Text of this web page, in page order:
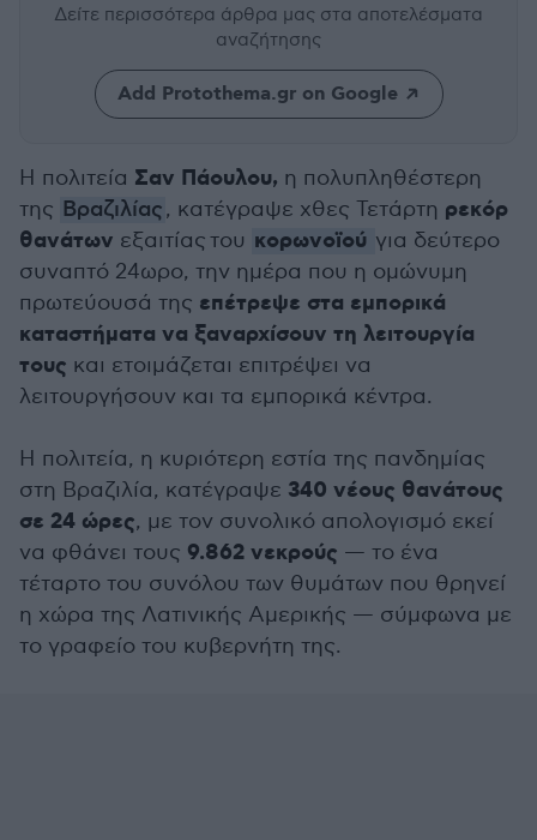
Δείτε περισσότερα άρθρα μας στα αποτελέσματα
αναζήτησης
Add Protothema.gr on Google
Η πολιτεία Σαν Πάουλου, η πολυπληθέστερη
της Βραζιλίας, κατέγραψε χθες Τετάρτη ρεκόρ
θανάτων εξαιτίας του κορωνοϊού για δεύτερο
συναπτό 24ωρο, την ημέρα που η ομώνυμη
πρωτεύουσά της επέτρεψε στα εμπορικά
καταστήματα να ξαναρχίσουν τη λειτουργία
τους και ετοιμάζεται επιτρέψει να
λειτουργήσουν και τα εμπορικά κέντρα.
Η πολιτεία, η κυριότερη εστία της πανδημίας
στη Βραζιλία, κατέγραψε 340 νέους θανάτους
σε 24 ώρες, με τον συνολικό απολογισμό εκεί
να φθάνει τους 9.862 νεκρούς — το ένα
τέταρτο του συνόλου των θυμάτων που θρηνεί
η χώρα της Λατινικής Αμερικής — σύμφωνα με
το γραφείο του κυβερνήτη της.